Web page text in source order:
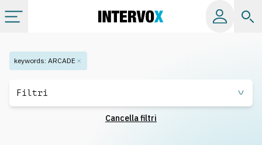
Categorie
keywords: ARCADE
Filtri
Cancella filtri